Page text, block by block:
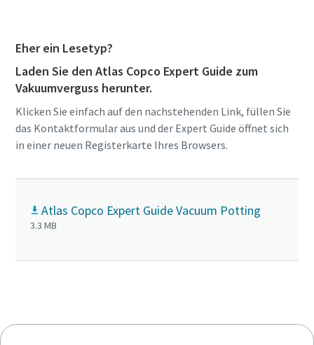
Eher ein Lesetyp?
Laden Sie den Atlas Copco Expert Guide zum
Vakuumverguss herunter.
Klicken Sie einfach auf den nachstehenden Link, füllen Sie
das Kontaktformular aus und der Expert Guide öffnet sich
in einer neuen Registerkarte Ihres Browsers.
Atlas Copco Expert Guide Vacuum Potting
3.3 MB